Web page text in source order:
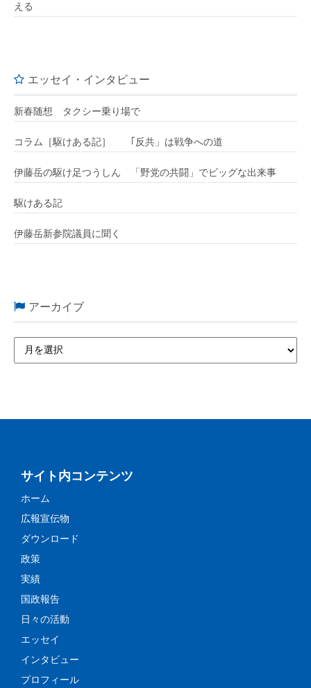
える
エッセイ・インタビュー
新春随想 タクシー乗り場で
コラム［駆けある記］ ｢反共」は戦争への道
伊藤岳の駆け足つうしん 「野党の共闘」でビッグな出来事
駆けある記
伊藤岳新参院議員に聞く
アーカイブ
サイト内コンテンツ
ホーム
広報宣伝物
ダウンロード
政策
実績
国政報告
日々の活動
エッセイ
インタビュー
プロフィール